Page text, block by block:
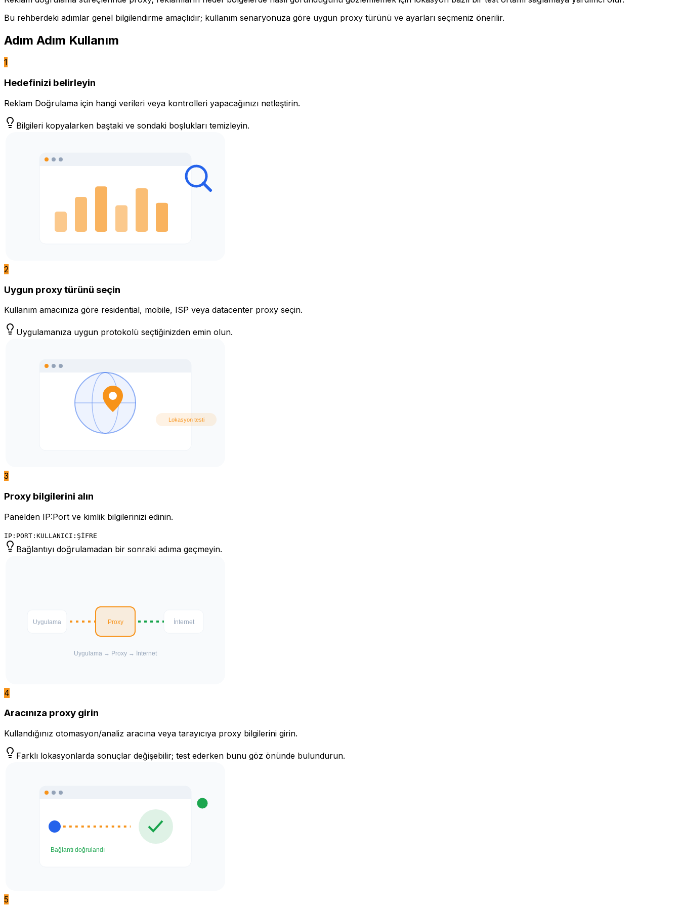
Bu rehberdeki adımlar genel bilgilendirme amaçlıdır; kullanım senaryonuza göre uygun proxy türünü ve ayarları seçmeniz önerilir.
Adım Adım Kullanım
1
Hedefinizi belirleyin
Reklam Doğrulama için hangi verileri veya kontrolleri yapacağınızı netleştirin.
Bilgileri kopyalarken baştaki ve sondaki boşlukları temizleyin.
2
Uygun proxy türünü seçin
Kullanım amacınıza göre residential, mobile, ISP veya datacenter proxy seçin.
Uygulamanıza uygun protokolü seçtiğinizden emin olun.
3
Proxy bilgilerini alın
Panelden IP:Port ve kimlik bilgilerinizi edinin.
IP:PORT:KULLANICI:ŞİFRE
Bağlantıyı doğrulamadan bir sonraki adıma geçmeyin.
4
Aracınıza proxy girin
Kullandığınız otomasyon/analiz aracına veya tarayıcıya proxy bilgilerini girin.
Farklı lokasyonlarda sonuçlar değişebilir; test ederken bunu göz önünde bulundurun.
5